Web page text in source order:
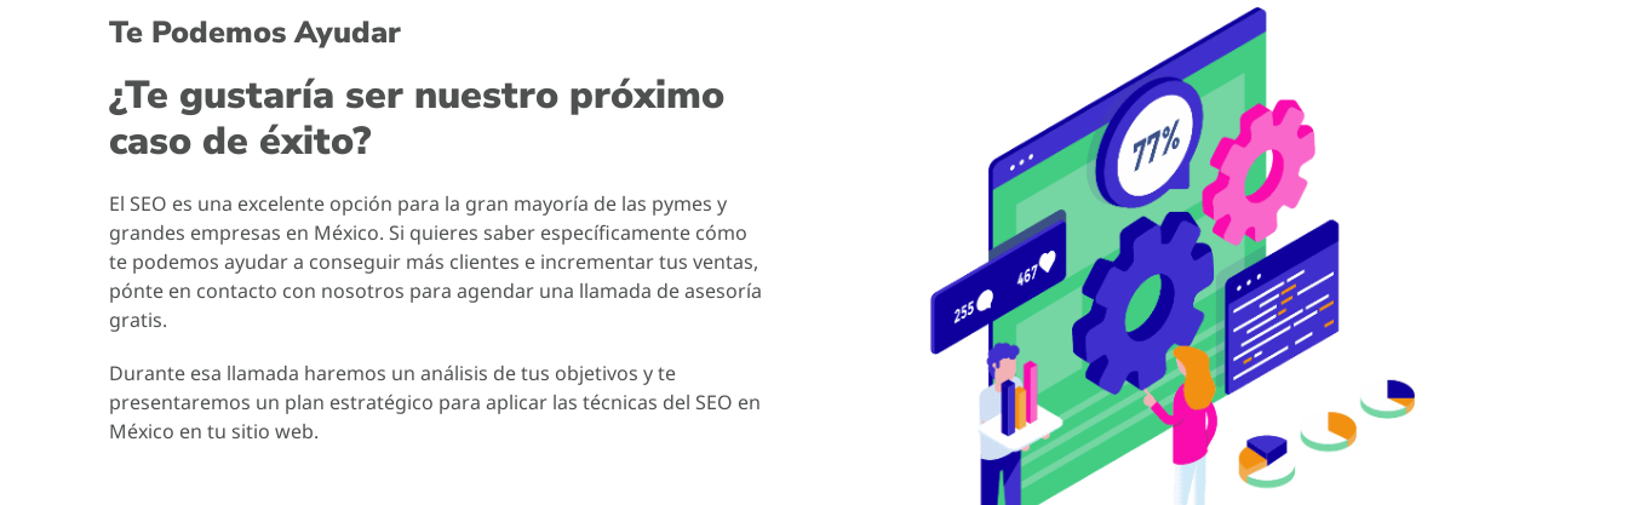
Te Podemos Ayudar
¿Te gustaría ser nuestro próximo
caso de éxito?
El SEO es una excelente opción para la gran mayoría de las pymes y
grandes empresas en México. Si quieres saber específicamente cómo
te podemos ayudar a conseguir más clientes e incrementar tus ventas,
pónte en contacto con nosotros para agendar una llamada de asesoría
gratis.
Durante esa llamada haremos un análisis de tus objetivos y te
presentaremos un plan estratégico para aplicar las técnicas del SEO en
México en tu sitio web.